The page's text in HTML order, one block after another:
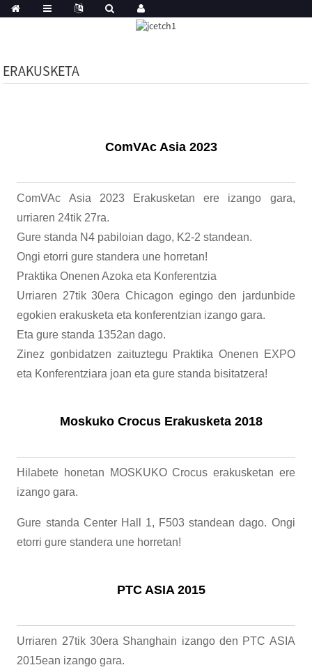
ERAKUSKETA
ComVAc Asia 2023
ComVAc Asia 2023 Erakusketan ere izango gara,
urriaren 24tik 27ra.
Gure standa N4 pabiloian dago, K2-2 standean.
Ongi etorri gure standera une horretan!
Praktika Onenen Azoka eta Konferentzia
Urriaren 27tik 30era Chicagon egingo den jardunbide
egokien erakusketa eta konferentzian izango gara.
Eta gure standa 1352an dago.
Zinez gonbidatzen zaituztegu Praktika Onenen EXPO
eta Konferentziara joan eta gure standa bisitatzera!
Moskuko Crocus Erakusketa 2018
Hilabete honetan MOSKUKO Crocus erakusketan ere
izango gara.
Gure standa Center Hall 1, F503 standean dago. Ongi
etorri gure standera une horretan!
PTC ASIA 2015
Urriaren 27tik 30era Shanghain izango den PTC ASIA
2015ean izango gara.